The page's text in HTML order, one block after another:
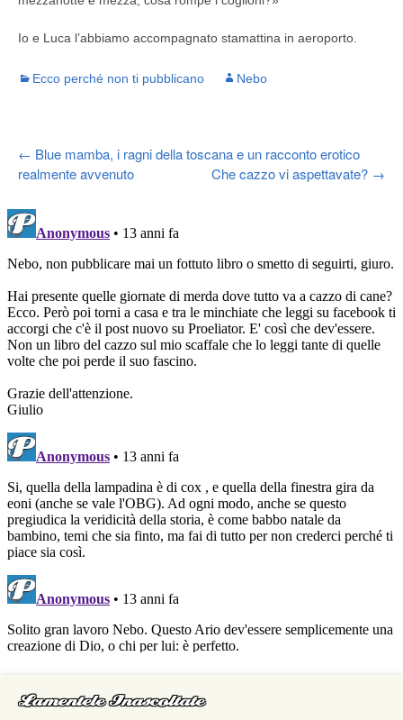
Io e Luca l’abbiamo accompagnato stamattina in aeroporto.
Ecco perché non ti pubblicano Nebo
Post
navigation
← Blue mamba, i ragni della toscana e un racconto erotico
realmente avvenuto
Che cazzo vi aspettavate? →
Lamentele Inascoltate